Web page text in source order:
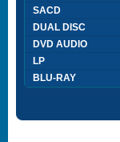
SACD
DUAL DISC
DVD AUDIO
LP
BLU-RAY